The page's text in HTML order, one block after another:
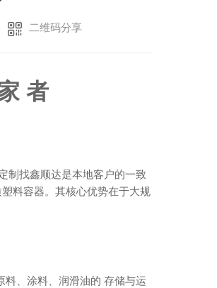
二维码分享
者
制找鑫顺达是本地客户的一致
料容器。其核心优势在于大规
料、涂料、润滑油的 存储与运